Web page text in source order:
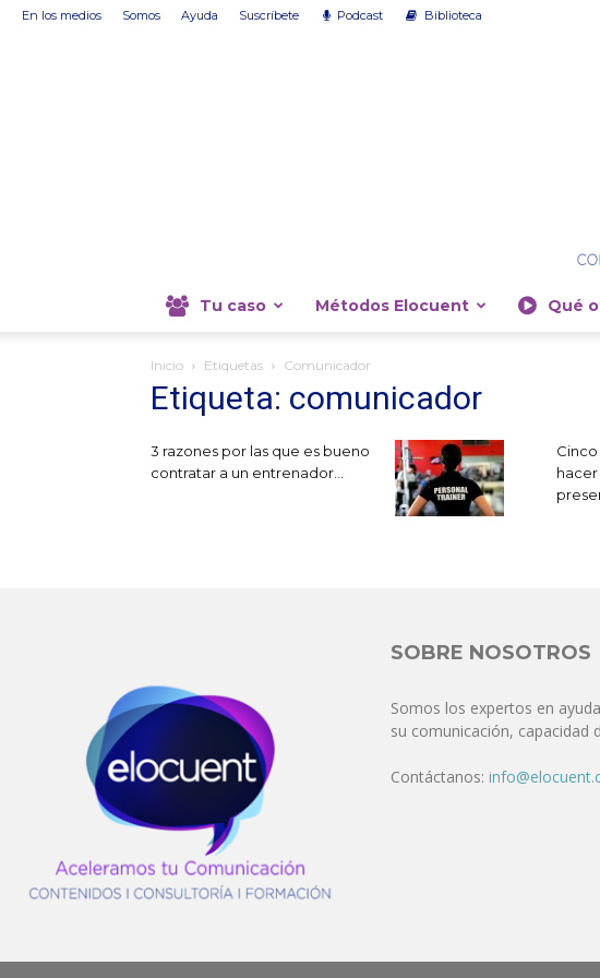
En los medios Somos Ayuda Suscríbete Podcast Biblioteca
Tu caso Métodos Elocuent Qué
Inicio Etiquetas Comunicador
Etiqueta: comunicador
3 razones por las que es bueno
contratar a un entrenador...
SOBRE NOSOTROS
Somos los expertos en
su comunicación, capacidad
Contáctanos: